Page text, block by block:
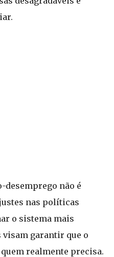
desemprego não é
nas políticas
o sistema mais
visam garantir que o
realmente precisa.